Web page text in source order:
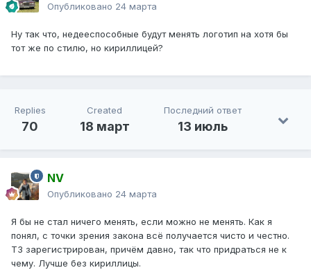
Опубликовано 24 марта
Ну так что, недееспособные будут менять логотип на хотя бы
тот же по стилю, но кириллицей?
Replies
70
Created
18 март
Последний ответ
13 июль
NV
Опубликовано 24 марта
Я бы не стал ничего менять, если можно не менять. Как я
понял, с точки зрения закона всё получается чисто и честно.
ТЗ зарегистрирован, причём давно, так что придраться не к
чему. Лучше без кириллицы.